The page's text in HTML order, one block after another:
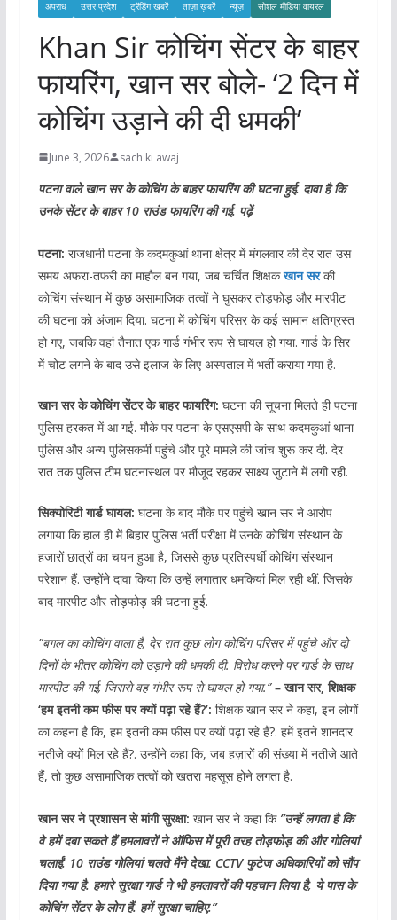
अपराध उत्तर प्रदेश ट्रेंडिंग खबरें ताज़ा ख़बरें न्यूज़ सोशल मीडिया वायरल
Khan Sir कोचिंग सेंटर के बाहर
फायरिंग, खान सर बोले- ‘2 दिन में
कोचिंग उड़ाने की दी धमकी’
June 3, 2026 sach ki awaj
पटना वाले खान सर के कोचिंग के बाहर फायरिंग की घटना हुई. दावा है कि
उनके सेंटर के बाहर 10 राउंड फायरिंग की गई. पढ़ें
पटना: राजधानी पटना के कदमकुआं थाना क्षेत्र में मंगलवार की देर रात उस
समय अफरा-तफरी का माहौल बन गया, जब चर्चित शिक्षकखान सरकी
कोचिंग संस्थान में कुछ असामाजिक तत्वों ने घुसकर तोड़फोड़ और मारपीट
की घटना को अंजाम दिया. घटना में कोचिंग परिसर के कई सामान क्षतिग्रस्त
हो गए, जबकि वहां तैनात एक गार्ड गंभीर रूप से घायल हो गया. गार्ड के सिर
में चोट लगने के बाद उसे इलाज के लिए अस्पताल में भर्ती कराया गया है.
खान सर के कोचिंग सेंटर के बाहर फायरिंग: घटना की सूचना मिलते ही पटना
पुलिस हरकत में आ गई. मौके पर पटना के एसएसपी के साथ कदमकुआं थाना
पुलिस और अन्य पुलिसकर्मी पहुंचे और पूरे मामले की जांच शुरू कर दी. देर
रात तक पुलिस टीम घटनास्थल पर मौजूद रहकर साक्ष्य जुटाने में लगी रही.
सिक्योरिटी गार्ड घायल: घटना के बाद मौके पर पहुंचे खान सर ने आरोप
लगाया कि हाल ही में बिहार पुलिस भर्ती परीक्षा में उनके कोचिंग संस्थान के
हजारों छात्रों का चयन हुआ है, जिससे कुछ प्रतिस्पर्धी कोचिंग संस्थान
परेशान हैं. उन्होंने दावा किया कि उन्हें लगातार धमकियां मिल रही थीं. जिसके
बाद मारपीट और तोड़फोड़ की घटना हुई.
”बगल का कोचिंग वाला है, देर रात कुछ लोग कोचिंग परिसर में पहुंचे और दो
दिनों के भीतर कोचिंग को उड़ाने की धमकी दी. विरोध करने पर गार्ड के साथ
मारपीट की गई, जिससे वह गंभीर रूप से घायल हो गया.” – खान सर, शिक्षक
‘हम इतनी कम फीस पर क्यों पढ़ा रहे हैं?’: शिक्षक खान सर ने कहा, इन लोगों
का कहना है कि, हम इतनी कम फीस पर क्यों पढ़ा रहे हैं?. हमें इतने शानदार
नतीजे क्यों मिल रहे हैं?. उन्होंने कहा कि, जब हज़ारों की संख्या में नतीजे आते
हैं, तो कुछ असामाजिक तत्वों को खतरा महसूस होने लगता है.
खान सर ने प्रशासन से मांगी सुरक्षा: खान सर ने कहा कि ”उन्हें लगता है कि
वे हमें दबा सकते हैं हमलावरों ने ऑफिस में पूरी तरह तोड़फोड़ की और गोलियां
चलाईं. 10 राउंड गोलियां चलते मैंने देखा. CCTV फुटेज अधिकारियों को सौंप
दिया गया है. हमारे सुरक्षा गार्ड ने भी हमलावरों की पहचान लिया है, ये पास के
कोचिंग सेंटर के लोग हैं. हमें सुरक्षा चाहिए.”